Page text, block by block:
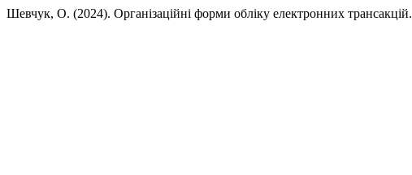
Шевчук, О. (2024). Організаційні форми обліку електронних трансакцій.